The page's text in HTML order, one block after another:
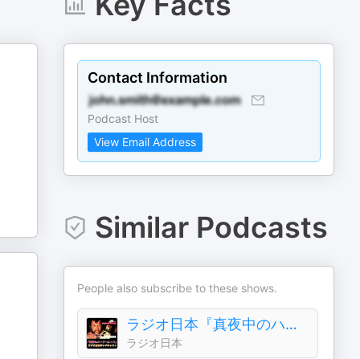
Contact Information
Podcast Host
View Email Address
Similar Podcasts
People also subscribe to these shows.
ラジオ日本『真夜中のハーリー＆レイス』ポッドキャスト
ラジオ日本